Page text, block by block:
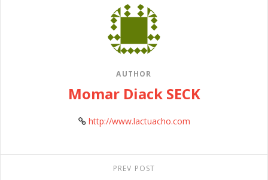
AUTHOR
Momar Diack SECK
http://www.lactuacho.com
PREV POST